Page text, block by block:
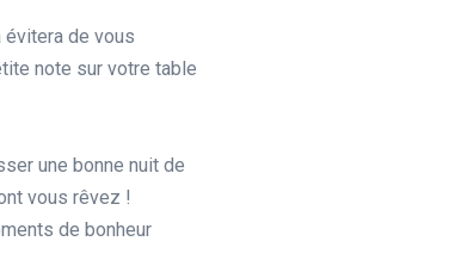
de vous
note sur votre table
une bonne nuit de
vous rêvez !
de bonheur